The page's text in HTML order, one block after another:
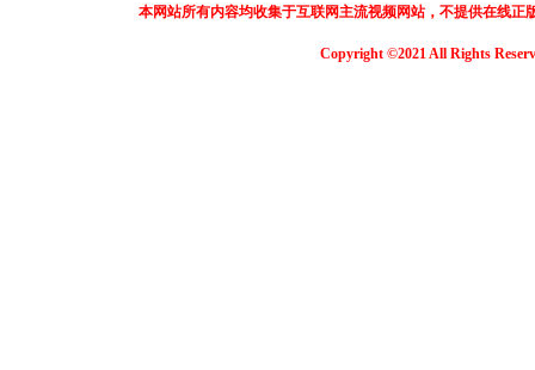
本网站所有内容均收集于互联网主流视频网站，不提供在线
Copyright ©2021 All Rights